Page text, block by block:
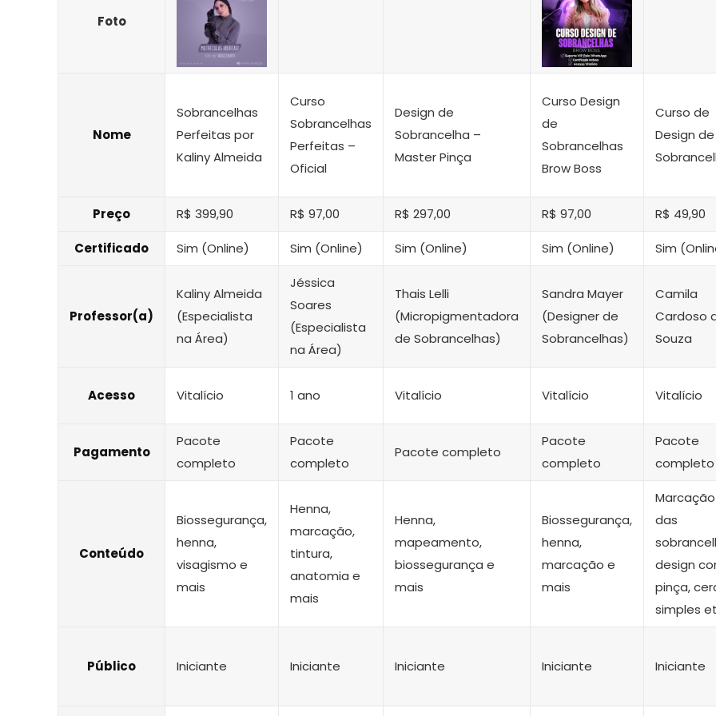
Foto
Nome
Sobrancelhas
Perfeitas por
Kaliny Almeida
Curso
Sobrancelhas
Perfeitas –
Oficial
Design de
Sobrancelha –
Master Pinça
Curso Design
de
Sobrancelhas
Brow Boss
Curso de
Design de
Preço R$ 399,90 R$ 97,00 R$ 297,00 R$ 97,00 R$ 49,90
Certificado Sim (Online) Sim (Online) Sim (Online) Sim (Online) Sim
Professor(a)
Kaliny Almeida
(Especialista
na Área)
Jéssica
Soares
(Especialista
na Área)
Thais Lelli
(Micropigmentadora
de Sobrancelhas)
Sandra Mayer
(Designer de
Sobrancelhas)
Camila
Cardoso
Souza
Acesso Vitalício 1 ano Vitalício Vitalício Vitalício
Pagamento
Pacote
completo
Pacote
completo
Pacote completo
Pacote
completo
Pacote
completo
Conteúdo
Biossegurança,
henna,
visagismo e
mais
Henna,
marcação,
tintura,
anatomia e
mais
Henna,
mapeamento,
biossegurança e
mais
Biossegurança,
henna,
marcação e
mais
Marcação
das
design
pinça,
simples
Público Iniciante Iniciante Iniciante Iniciante Iniciante